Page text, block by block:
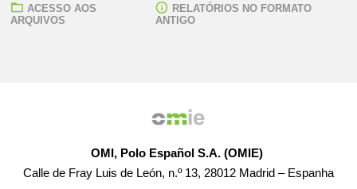
ACESSO AOS
ARQUIVOS
RELATÓRIOS NO FORMATO
ANTIGO
OMI, Polo Español S.A. (OMIE)
Calle de Fray Luis de León, n.º 13, 28012 Madrid – Espanha